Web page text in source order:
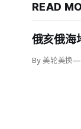
READ
俄亥俄海
By 美轮美换